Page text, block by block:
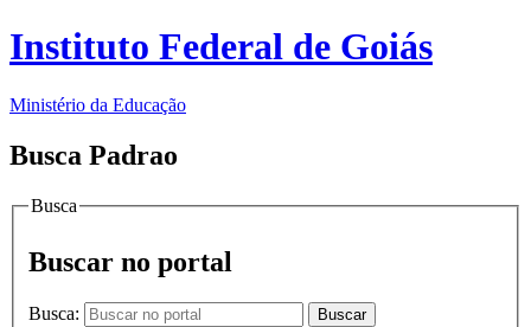
Instituto Federal de Goiás
Ministério da Educação
Busca Padrao
Busca
Buscar no portal
Busca: Buscar